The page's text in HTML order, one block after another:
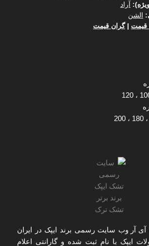
:
آراد
:
الشن
قیمت |گران قیمت
، 120
، 180 ، 200
آر وب سایت رسمی برند ایپک در ایران
ایپک با نام ثبت شده و گارانتی اعلام